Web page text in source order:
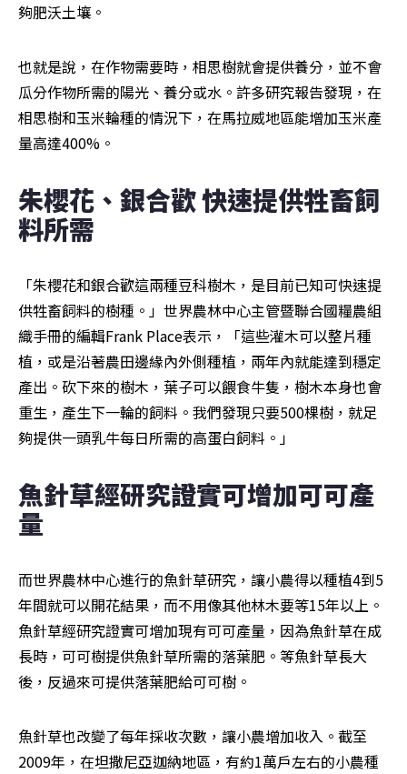
夠肥沃土壤。
也就是說，在作物需要時，相思樹就會提供養分，並不會
瓜分作物所需的陽光、養分或水。許多研究報告發現，在
相思樹和玉米輪種的情況下，在馬拉威地區能增加玉米產
量高達400%。
朱櫻花、銀合歡 快速提供牲畜飼
料所需
「朱櫻花和銀合歡這兩種豆科樹木，是目前已知可快速提
供牲畜飼料的樹種。」世界農林中心主管暨聯合國糧農組
織手冊的編輯Frank Place表示，「這些灌木可以整片種
植，或是沿著農田邊緣內外側種植，兩年內就能達到穩定
產出。砍下來的樹木，葉子可以餵食牛隻，樹木本身也會
重生，產生下一輪的飼料。我們發現只要500棵樹，就足
夠提供一頭乳牛每日所需的高蛋白飼料。」
魚針草經研究證實可增加可可產
量
而世界農林中心進行的魚針草研究，讓小農得以種植4到5
年間就可以開花結果，而不用像其他林木要等15年以上。
魚針草經研究證實可增加現有可可產量，因為魚針草在成
長時，可可樹提供魚針草所需的落葉肥。等魚針草長大
後，反過來可提供落葉肥給可可樹。
魚針草也改變了每年採收次數，讓小農增加收入。截至
2009年，在坦撒尼亞迦納地區，有約1萬戶左右的小農種